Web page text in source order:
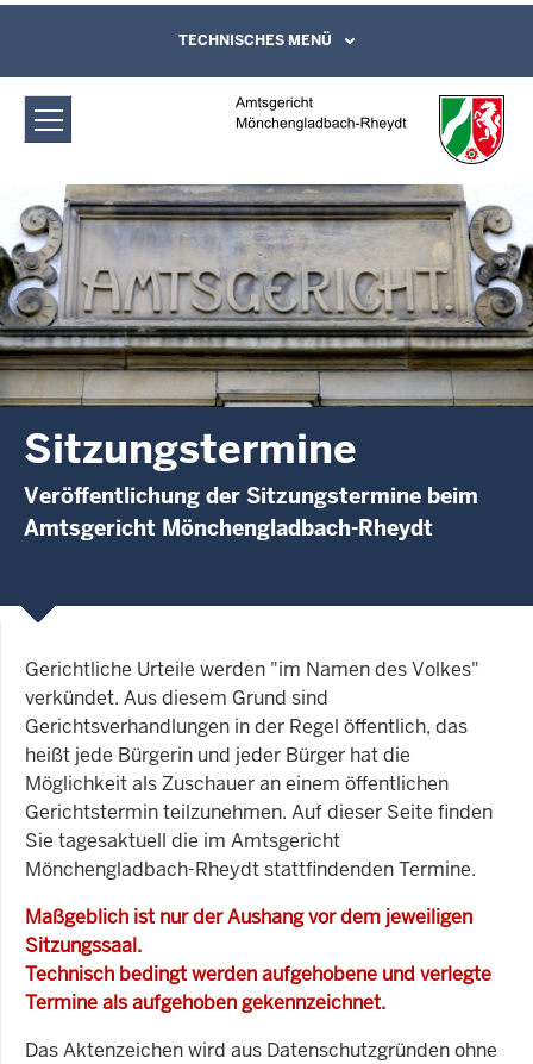
Amtsgericht Mönchengladbach-
Rheydt: Sitzungstermine
Direkt zum Inhalt
Leichte Sprache, Gebärdensprachenvideo
und Kontaktformular
TECHNISCHES MENÜ
Sitzungstermine
Veröffentlichung der Sitzungstermine beim
Amtsgericht Mönchengladbach-Rheydt
Gerichtliche Urteile werden "im Namen des Volkes"
verkündet. Aus diesem Grund sind
Gerichtsverhandlungen in der Regel öffentlich, das
heißt jede Bürgerin und jeder Bürger hat die
Möglichkeit als Zuschauer an einem öffentlichen
Gerichtstermin teilzunehmen. Auf dieser Seite finden
Sie tagesaktuell die im Amtsgericht
Mönchengladbach-Rheydt stattfindenden Termine.
Maßgeblich ist nur der Aushang vor dem jeweiligen
Sitzungssaal.
Technisch bedingt werden aufgehobene und verlegte
Termine als aufgehoben gekennzeichnet.
Das Aktenzeichen wird aus Datenschutzgründen ohne